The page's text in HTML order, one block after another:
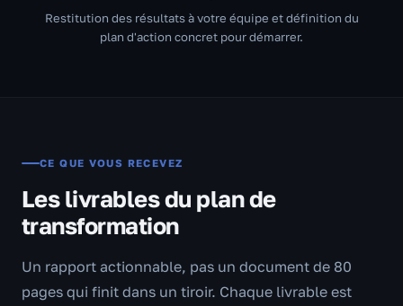
Restitution des résultats à votre équipe et définition du
plan d'action concret pour démarrer.
CE QUE VOUS RECEVEZ
Les livrables du plan de
transformation
Un rapport actionnable, pas un document de 80
pages qui finit dans un tiroir. Chaque livrable est